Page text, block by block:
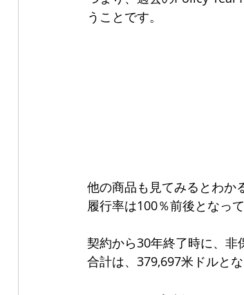
うことです。
他の商品も見てみるとわか
履行率は100％前後となって
契約から30年終了時に、非
合計は、379,697米ドルとな